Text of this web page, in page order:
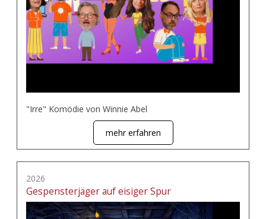
"Irre" Komödie von Winnie Abel
mehr erfahren
2026
Gespensterjäger auf eisiger Spur